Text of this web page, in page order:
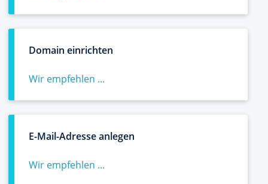
Domain einrichten
Wir empfehlen ...
E-Mail-Adresse anlegen
Wir empfehlen ...